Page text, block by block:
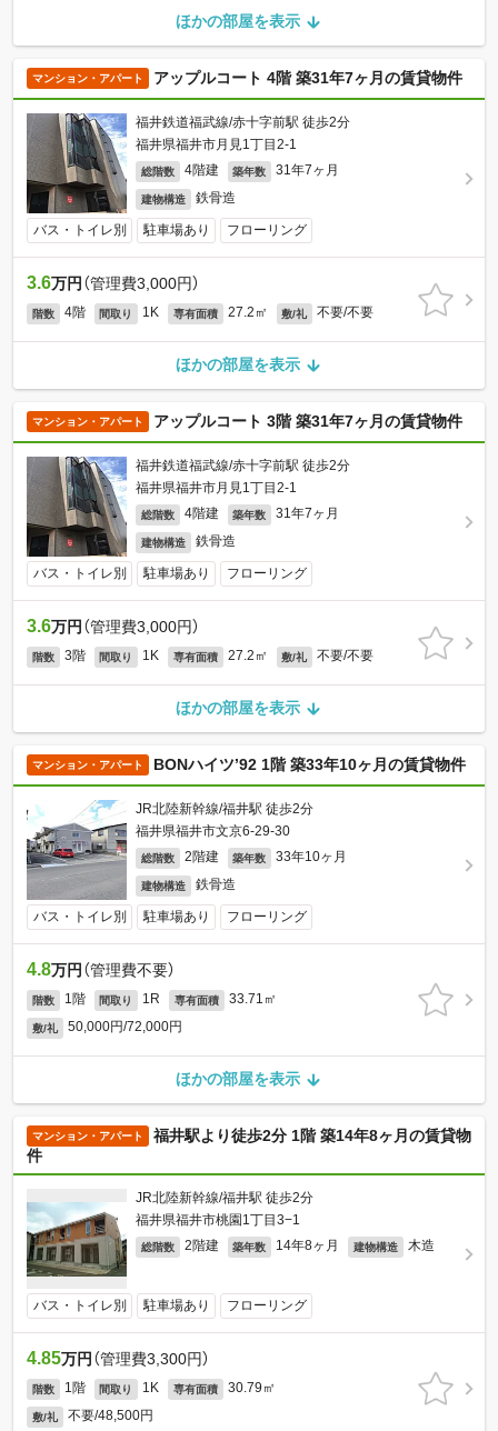
ほかの部屋を表示
マンション・アパート アップルコート 4階 築31年7ヶ月の賃貸物件
福井鉄道福武線/赤十字前駅 徒歩2分
福井県福井市月見1丁目2-1
総階数 4階建 築年数 31年7ヶ月
建物構造 鉄骨造
バス・トイレ別 駐車場あり フローリング
3.6万円 （管理費3,000円）
階数 4階 間取り 1K 専有面積 27.2㎡ 敷/礼 不要/不要
ほかの部屋を表示
マンション・アパート アップルコート 3階 築31年7ヶ月の賃貸物件
福井鉄道福武線/赤十字前駅 徒歩2分
福井県福井市月見1丁目2-1
総階数 4階建 築年数 31年7ヶ月
建物構造 鉄骨造
バス・トイレ別 駐車場あり フローリング
3.6万円 （管理費3,000円）
階数 3階 間取り 1K 専有面積 27.2㎡ 敷/礼 不要/不要
ほかの部屋を表示
マンション・アパート BONハイツ’92 1階 築33年10ヶ月の賃貸物件
JR北陸新幹線/福井駅 徒歩2分
福井県福井市文京6-29-30
総階数 2階建 築年数 33年10ヶ月
建物構造 鉄骨造
バス・トイレ別 駐車場あり フローリング
4.8万円 （管理費不要）
階数 1階 間取り 1R 専有面積 33.71㎡
敷/礼 50,000円/72,000円
ほかの部屋を表示
マンション・アパート
福井駅より徒歩2分 1階 築14年8ヶ月の賃貸物
件
JR北陸新幹線/福井駅 徒歩2分
福井県福井市桃園1丁目3−1
総階数 2階建 築年数 14年8ヶ月 建物構造 木造
バス・トイレ別 駐車場あり フローリング
4.85万円 （管理費3,300円）
階数 1階 間取り 1K 専有面積 30.79㎡
敷/礼 不要/48,500円